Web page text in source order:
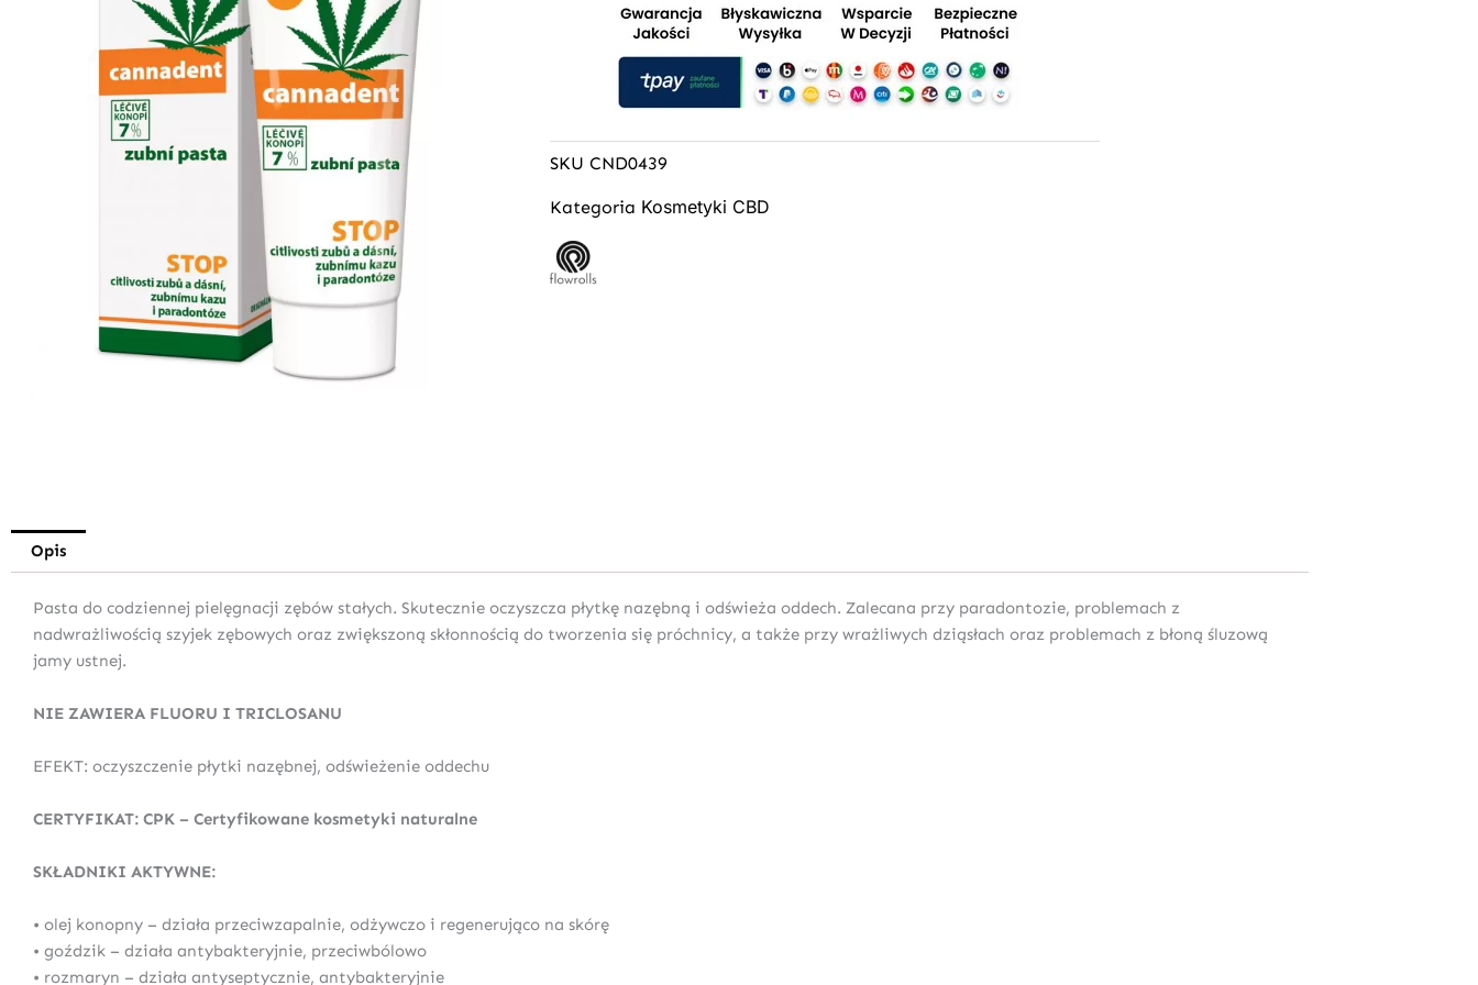
SKU CND0439
Kategoria Kosmetyki CBD
Opis
Pasta do codziennej pielęgnacji zębów stałych. Skutecznie oczyszcza płytkę nazębną i odświeża oddech. Zalecana przy paradontozie, problemach z
nadwrażliwością szyjek zębowych oraz zwiększoną skłonnością do tworzenia się próchnicy, a także przy wrażliwych dziąsłach oraz problemach z błoną śluzową
jamy ustnej.
NIE ZAWIERA FLUORU I TRICLOSANU
EFEKT: oczyszczenie płytki nazębnej, odświeżenie oddechu
CERTYFIKAT: CPK – Certyfikowane kosmetyki naturalne
SKŁADNIKI AKTYWNE:
• olej konopny – działa przeciwzapalnie, odżywczo i regenerująco na skórę
• goździk – działa antybakteryjnie, przeciwbólowo
• rozmaryn – działa antyseptycznie, antybakteryjnie